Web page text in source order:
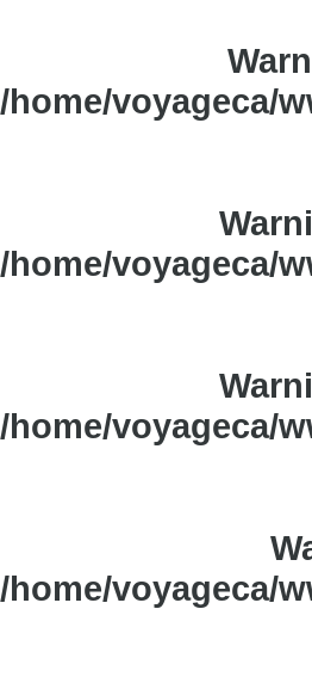
/home/voyageca/
/home/voyageca/
/home/voyageca/
/home/voyageca/